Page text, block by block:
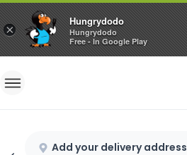
×
Hungrydodo
Hungrydodo
Free - In Google Play
Home
Sign Up
Add your delivery address